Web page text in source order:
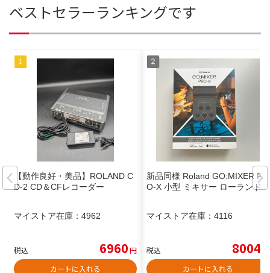
ベストセラーランキングです
【動作良好・美品】ROLAND C
D-2 CD＆CFレコーダー
マイストア在庫： 4962
税込 6960円
カートに入れる
新品同様 Roland GO:MIXER PR
O-X 小型 ミキサー ローランド
マイストア在庫： 4116
税込 8004
カートに入れる